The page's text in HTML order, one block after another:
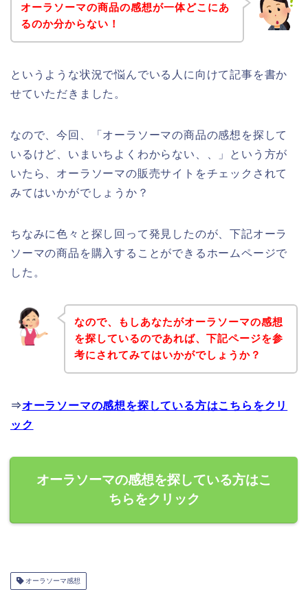
オーラソーマの商品の感想が一体どこにあ
るのか分からない！
というような状況で悩んでいる人に向けて記事を書か
せていただきました。
なので、今回、「オーラソーマの商品の感想を探して
いるけど、いまいちよくわからない、、」という方が
いたら、オーラソーマの販売サイトをチェックされて
みてはいかがでしょうか？
ちなみに色々と探し回って発見したのが、下記オーラ
ソーマの商品を購入することができるホームページで
した。
なので、もしあなたがオーラソーマの感想
を探しているのであれば、下記ページを参
考にされてみてはいかがでしょうか？
⇒オーラソーマの感想を探している方はこちらをクリ
ック
オーラソーマの感想を探している方はこ
ちらをクリック
オーラソーマ感想